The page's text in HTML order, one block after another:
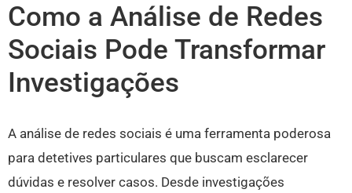
Como a Análise de Redes
Sociais Pode Transformar
Investigações
A análise de redes sociais é uma ferramenta poderosa
para detetives particulares que buscam esclarecer
dúvidas e resolver casos. Desde investigações